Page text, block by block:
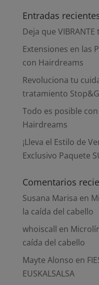
Entradas
Deja que
Extensiones en las
con Hairdreams
Revoluciona tu
tratamiento
Todo es posible
Hairdreams
¡Lleva el Estilo de
Exclusivo Paquete
Comentarios
Susana Marisa en
la caída del cabello
whoiscall en
caída del cabello
Mayte Alonso en
EUSKALSALSA